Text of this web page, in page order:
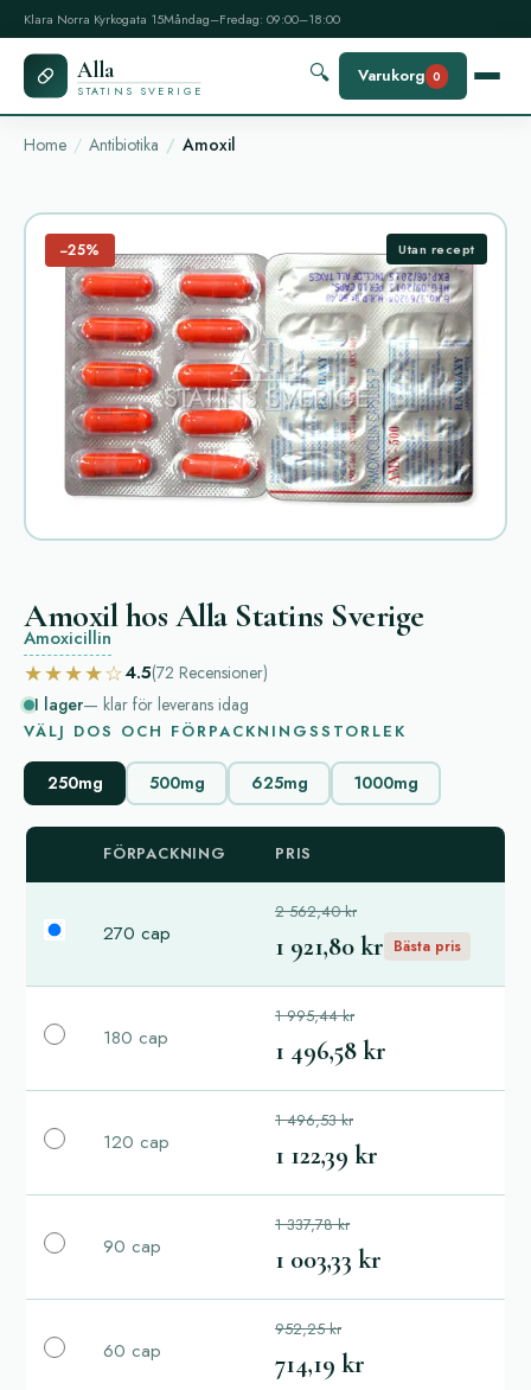
Klara Norra Kyrkogata 15Måndag–Fredag: 09:00–18:00
Alla
STATINS SVERIGE
🔍 Varukorg 0
Home Antibiotika Amoxil
−25% Utan recept
Amoxil hos Alla Statins Sverige
Amoxicillin
★★★★☆4.5(72 Recensioner)
I lager— klar för leverans idag
VÄLJ DOS OCH FÖRPACKNINGSSTORLEK
250mg 500mg 625mg 1000mg
FÖRPACKNING PRIS
270 cap
2 562,40 kr
1 921,80 kr Bästa pris
180 cap
1 995,44 kr
1 496,58 kr
120 cap
1 496,53 kr
1 122,39 kr
90 cap
1 337,78 kr
1 003,33 kr
60 cap
952,25 kr
714,19 kr